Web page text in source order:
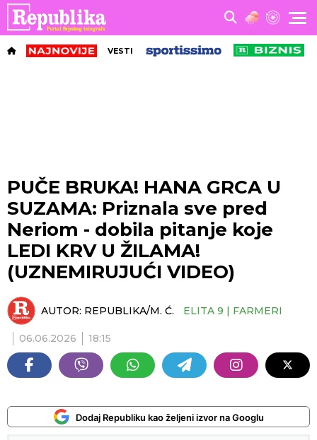
VESTI
PUČE BRUKA! HANA GRCA U
SUZAMA: Priznala sve pred
Neriom - dobila pitanje koje
LEDI KRV U ŽILAMA!
(UZNEMIRUJUĆI VIDEO)
AUTOR: REPUBLIKA/M. Ć. ELITA 9 | FARMERI
06.06.2026 18:15
Dodaj Republiku kao željeni izvor na Googlu